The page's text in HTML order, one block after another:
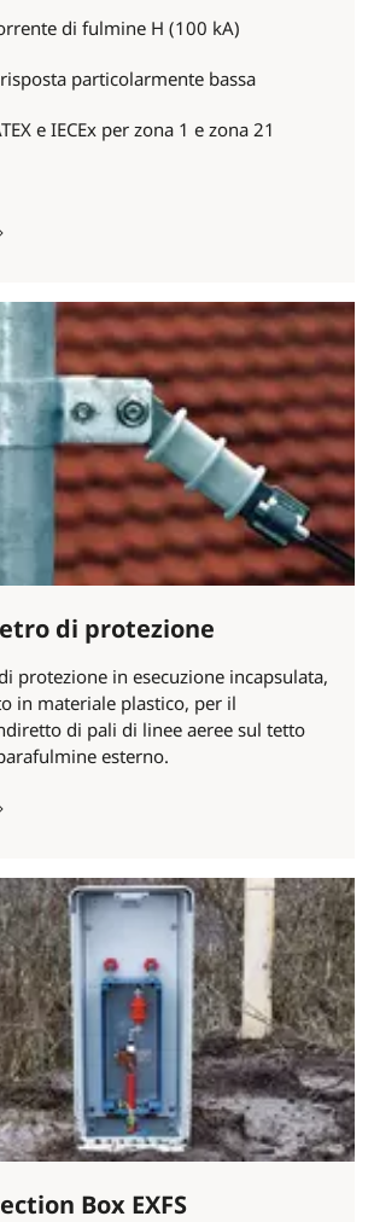
di fulmine H (100 kA)
particolarmente bassa
e IECEx per zona 1 e zona 21
di protezione
protezione in esecuzione incapsulata,
in materiale plastico, per il
di pali di linee aeree sul tetto
esterno.
Box EXFS